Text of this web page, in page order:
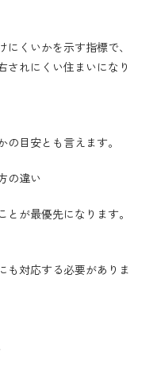
くいかを示す指標で、
されにくい住まいになり
目安とも言えます。
の違い
が最優先になります。
も対応する必要がありま